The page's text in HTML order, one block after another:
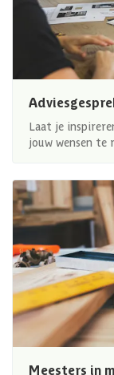
Laat je
jouw wensen te
Meesters in